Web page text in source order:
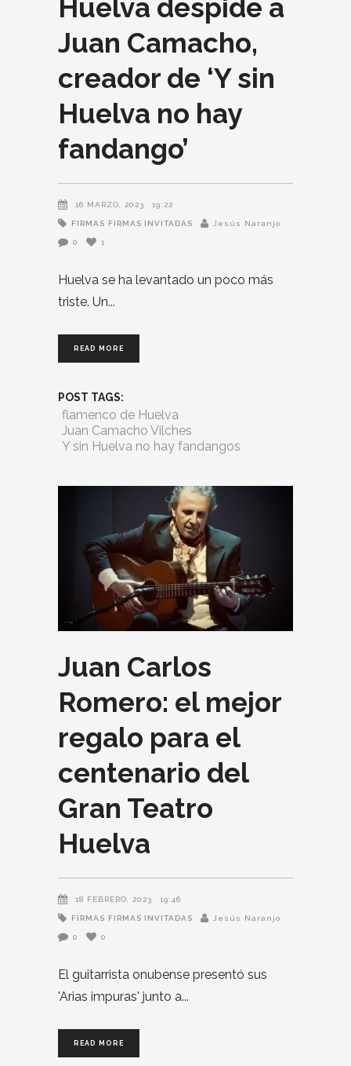
Huelva despide a
Juan Camacho,
creador de ‘Y sin
Huelva no hay
fandango’
16 MARZO, 2023 19:22
FIRMAS FIRMAS INVITADAS Jesús Naranjo
0 1
Huelva se ha levantado un poco más
triste. Un
READ MORE
POST TAGS:
flamenco de Huelva
Juan Camacho Vilches
Y sin Huelva no hay fandangos
Juan Carlos
Romero: el mejor
regalo para el
centenario del
Gran Teatro
Huelva
18 FEBRERO, 2023 19:46
FIRMAS FIRMAS INVITADAS Jesús Naranjo
0 0
El guitarrista onubense presentó sus
'Arias impuras' junto a
READ MORE